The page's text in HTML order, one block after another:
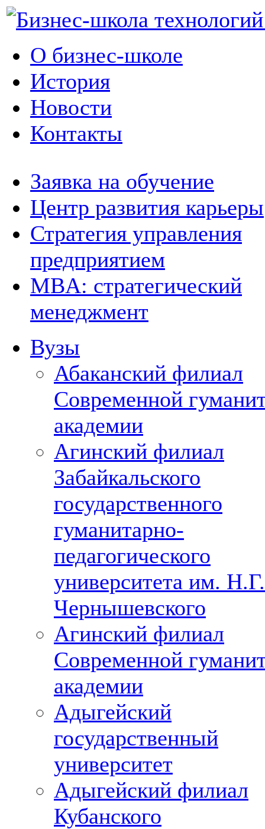
О бизнес-школе
История
Новости
Контакты
Заявка на обучение
Центр развития карьеры
Стратегия управления
предприятием
MBA: стратегический
менеджмент
Вузы
Абаканский филиал
Современной
академии
Агинский филиал
Забайкальского
государственного
гуманитарно-
педагогического
университета им. Н.Г.
Чернышевского
Агинский филиал
Современной
академии
Адыгейский
государственный
университет
Адыгейский филиал
Кубанского